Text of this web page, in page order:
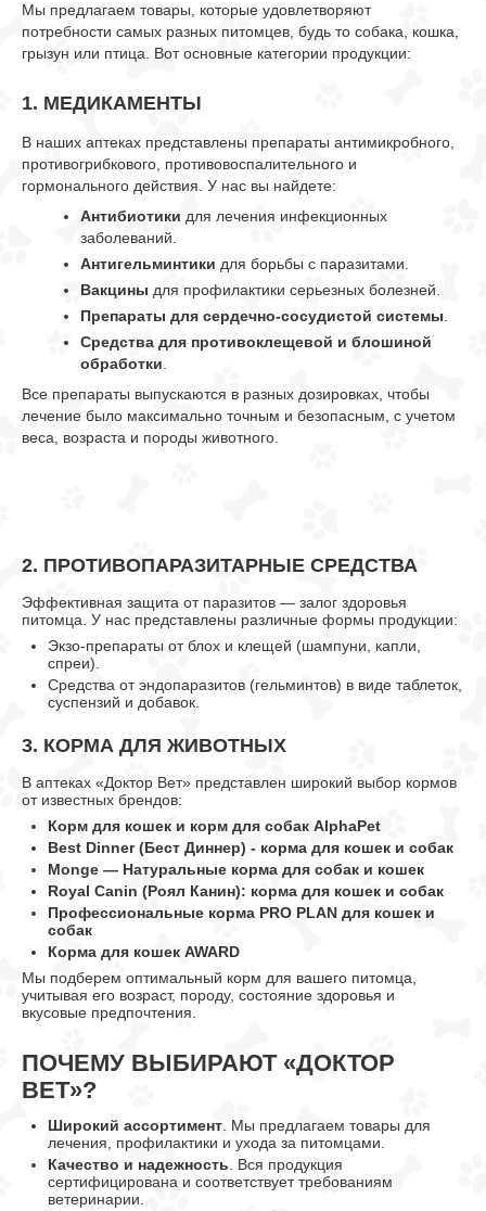
Мы предлагаем товары, которые удовлетворяют
потребности самых разных питомцев, будь то собака, кошка,
грызун или птица. Вот основные категории продукции:
1. МЕДИКАМЕНТЫ
В наших аптеках представлены препараты антимикробного,
противогрибкового, противовоспалительного и
гормонального действия. У нас вы найдете:
Антибиотики для лечения инфекционных
заболеваний.
Антигельминтики для борьбы с паразитами.
Вакцины для профилактики серьезных болезней.
Препараты для сердечно-сосудистой системы
Средства для противоклещевой и блошиной
обработки
Все препараты выпускаются в разных дозировках, чтобы
лечение было максимально точным и безопасным, с учетом
веса, возраста и породы животного.
2. ПРОТИВОПАРАЗИТАРНЫЕ СРЕДСТВА
Эффективная защита от паразитов — залог здоровья
питомца. У нас представлены различные формы продукции:
Экзо-препараты от блох и клещей (шампуни, капли,
спреи).
Средства от эндопаразитов (гельминтов) в виде таблеток,
суспензий и добавок.
3. КОРМА ДЛЯ ЖИВОТНЫХ
В аптеках «Доктор Вет» представлен широкий выбор кормов
от известных брендов:
Корм для кошек и корм для собак AlphaPet
Best Dinner (Бест Диннер) - корма для кошек и собак
Monge — Натуральные корма для собак и кошек
Royal Canin (Роял Канин): корма для кошек и собак
Профессиональные корма PRO PLAN для кошек и
собак
Корма для кошек AWARD
Мы подберем оптимальный корм для вашего питомца,
учитывая его возраст, породу, состояние здоровья и
вкусовые предпочтения.
ПОЧЕМУ ВЫБИРАЮТ «ДОКТОР
ВЕТ»?
Широкий ассортимент . Мы предлагаем товары для
лечения, профилактики и ухода за питомцами.
Качество и надежность . Вся продукция
сертифицирована и соответствует требованиям
ветеринарии.